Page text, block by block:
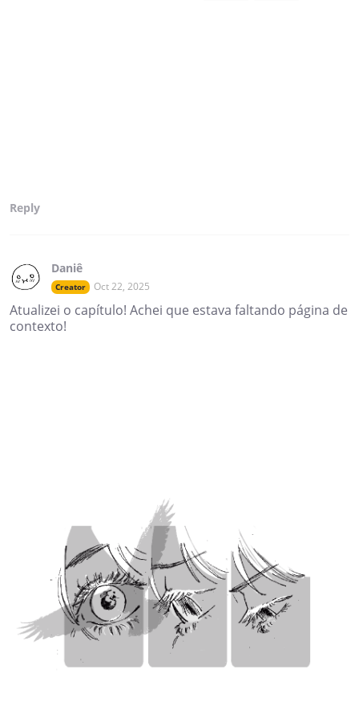
Reply
Daniê
Creator Oct 22, 2025
Atualizei o capítulo! Achei que estava faltando página de
contexto!